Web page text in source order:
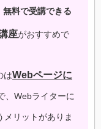
無料で受講できる
座がおすすめで
はWebページに
、Webライターに
メリットがありま